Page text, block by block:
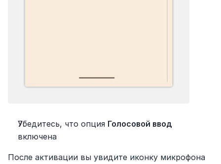
Убедитесь, что опция Голосовой ввод
включена
После активации вы увидите иконку микрофона